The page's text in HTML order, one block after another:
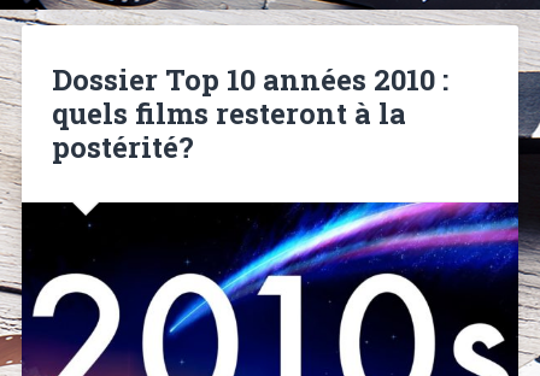
Dossier Top 10 années 2010 :
quels films resteront à la
postérité?